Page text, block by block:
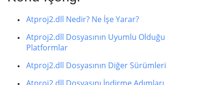
Atproj2.dll Nedir? Ne İşe Yarar?
Atproj2.dll Dosyasının Uyumlu Olduğu
Platformlar
Atproj2.dll Dosyasının Diğer Sürümleri